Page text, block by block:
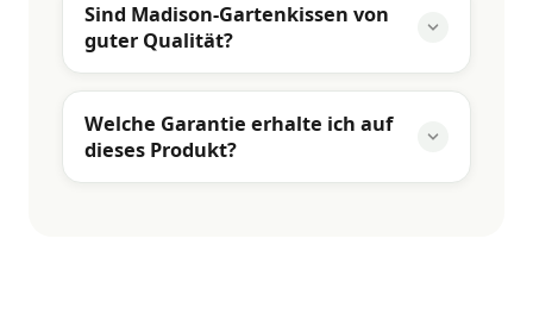
Sind Madison-Gartenkissen von
guter Qualität?
Welche Garantie erhalte ich auf
dieses Produkt?